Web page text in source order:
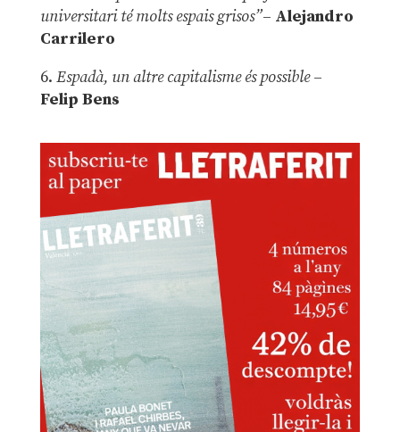
universitari té molts espais grisos”– Alejandro
Carrilero
6. Espadà, un altre capitalisme és possible –
Felip Bens